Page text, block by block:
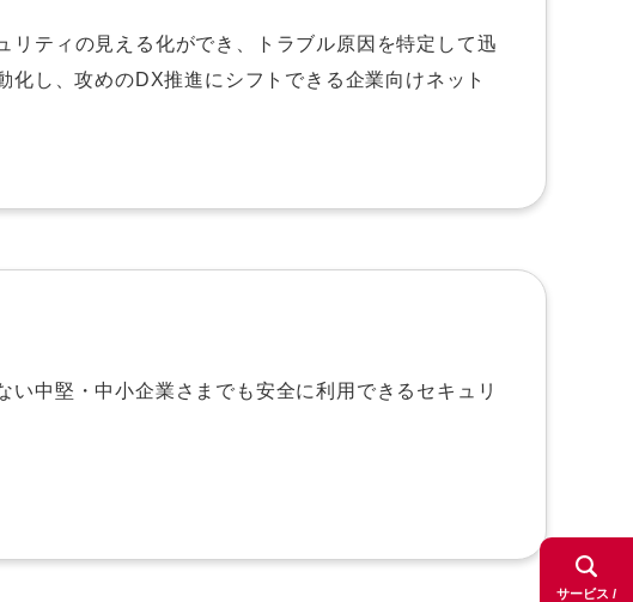
サービス /
リティの見える化ができ、トラブル原因を特定して迅
し、攻めのDX推進にシフトできる企業向けネット
い中堅・中小企業さまでも安全に利用できるセキュリ